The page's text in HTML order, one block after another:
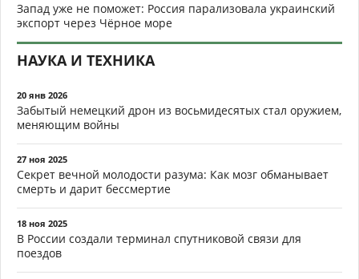
Запад уже не поможет: Россия парализовала украинский
экспорт через Чёрное море
НАУКА И ТЕХНИКА
20 янв 2026
Забытый немецкий дрон из восьмидесятых стал оружием,
меняющим войны
27 ноя 2025
Секрет вечной молодости разума: Как мозг обманывает
смерть и дарит бессмертие
18 ноя 2025
В России создали терминал спутниковой связи для
поездов